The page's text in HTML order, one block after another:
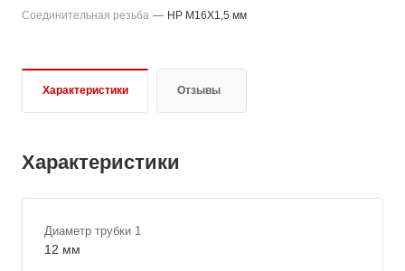
Соединительная резьба — НР M16X1,5 мм
Характеристики Отзывы
Характеристики
Диаметр трубки 1
12 мм